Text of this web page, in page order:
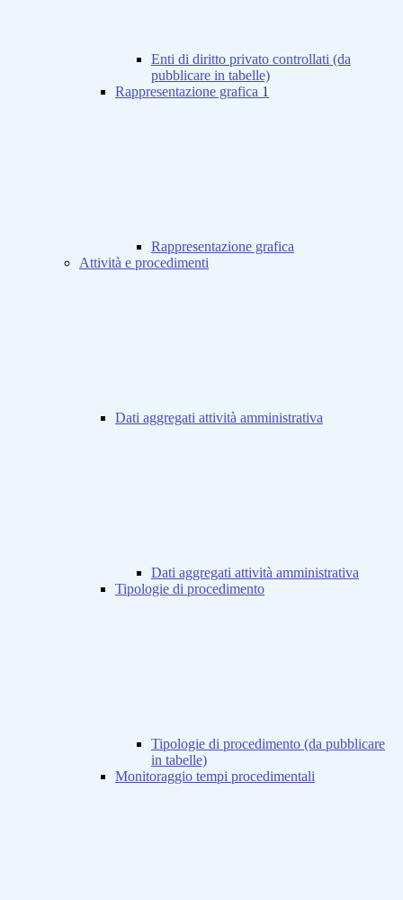
Enti di diritto privato controllati (da
pubblicare in tabelle)
Rappresentazione grafica 1
Rappresentazione grafica
Attività e procedimenti
Dati aggregati attività amministrativa
Dati aggregati attività amministrativa
Tipologie di procedimento
Tipologie di procedimento (da pubblicare
in tabelle)
Monitoraggio tempi procedimentali